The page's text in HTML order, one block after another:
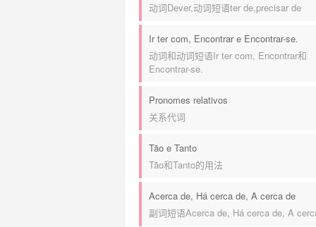
动词Dever,动词短语ter de,precisar de
Ir ter com, Encontrar e Encontrar-se.
动词和动词短语Ir ter com, Encontrar和
Encontrar-se.
Pronomes relativos
关系代词
Tão e Tanto
Tão和Tanto的用法
Acerca de, Há cerca de, A cerca de
副词短语Acerca de, Há cerca de, A